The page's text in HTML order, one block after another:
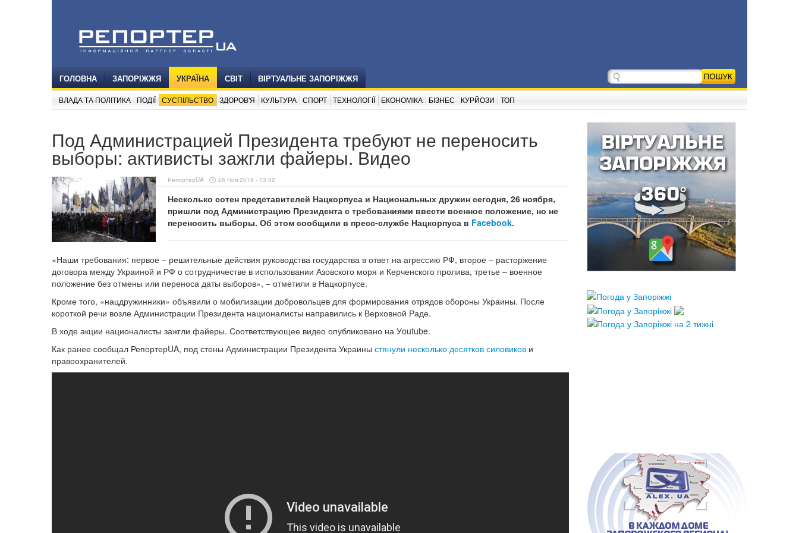
ГОЛОВНА ЗАПОРІЖЖЯ УКРАЇНА СВІТ ВІРТУАЛЬНЕ ЗАПОРІЖЖЯ
ВЛАДА ТА ПОЛІТИКА ПОДІЇ СУСПІЛЬСТВО ЗДОРОВ'Я КУЛЬТУРА СПОРТ ТЕХНОЛОГІЇ ЕКОНОМІКА БІЗНЕС КУРЙОЗИ ТОП
Под Администрацией Президента требуют не переносить
выборы: активисты зажгли файеры. Видео
РепортерUA 26 Ноя 2018 - 13:52
Несколько сотен представителей Нацкорпуса и Национальных дружин сегодня, 26 ноября,
пришли под Администрацию Президента с требованиями ввести военное положение, но не
переносить выборы. Об этом сообщили в пресс-службе Нацкорпуса в Facebook.
«Наши требования: первое – решительные действия руководства государства в ответ на агрессию РФ, второе – расторжение
договора между Украиной и РФ о сотрудничестве в использовании Азовского моря и Керченского пролива, третье – военное
положение без отмены или переноса даты выборов», – отметили в Нацкорпусе.
Кроме того, «нацдружинники» объявили о мобилизации добровольцев для формирования отрядов обороны Украины. После
короткой речи возле Администрации Президента националисты направились к Верховной Раде.
В ходе акции националисты зажгли файеры. Соответствующее видео опубликовано на Уoutube.
Как ранее сообщал РепортерUA, под стены Администрации Президента Украины стянули несколько десятков силовиков и
правоохранителей.